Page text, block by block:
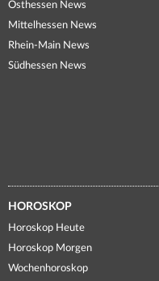
Osthessen News
Mittelhessen News
Rhein-Main News
Südhessen News
HOROSKOP
Horoskop Heute
Horoskop Morgen
Wochenhoroskop